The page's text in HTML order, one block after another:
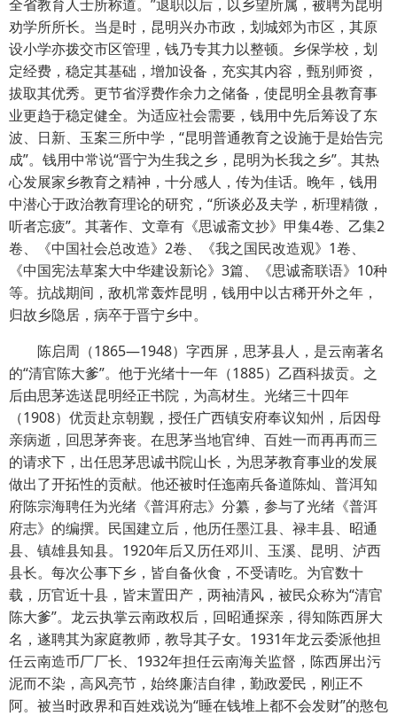
全省教育人士所称道。”退职以后，以乡望所属，被聘为昆明
劝学所所长。当是时，昆明兴办市政，划城郊为市区，其原
设小学亦拨交市区管理，钱乃专其力以整顿。乡保学校，划
定经费，稳定其基础，增加设备，充实其内容，甄别师资，
拔取其优秀。更节省浮费作余力之储备，使昆明全县教育事
业更趋于稳定健全。为适应社会需要，钱用中先后筹设了东
波、日新、玉案三所中学，“昆明普通教育之设施于是始告完
成”。钱用中常说“晋宁为生我之乡，昆明为长我之乡”。其热
心发展家乡教育之精神，十分感人，传为佳话。晚年，钱用
中潜心于政治教育理论的研究，“所谈必及夫学，析理精微，
听者忘疲”。其著作、文章有《思诚斋文抄》甲集4卷、乙集2
卷、《中国社会总改造》2卷、《我之国民改造观》1卷、
《中国宪法草案大中华建设新论》3篇、《思诚斋联语》10种
等。抗战期间，敌机常轰炸昆明，钱用中以古稀开外之年，
归故乡隐居，病卒于晋宁乡中。
陈启周（1865—1948）字西屏，思茅县人，是云南著名
的“清官陈大爹”。他于光绪十一年（1885）乙酉科拔贡。之
后由思茅选送昆明经正书院，为高材生。光绪三十四年
（1908）优贡赴京朝觐，授任广西镇安府奉议知州，后因母
亲病逝，回思茅奔丧。在思茅当地官绅、百姓一而再再而三
的请求下，出任思茅思诚书院山长，为思茅教育事业的发展
做出了开拓性的贡献。他还被时任迤南兵备道陈灿、普洱知
府陈宗海聘任为光绪《普洱府志》分纂，参与了光绪《普洱
府志》的编撰。民国建立后，他历任墨江县、禄丰县、昭通
县、镇雄县知县。1920年后又历任邓川、玉溪、昆明、泸西
县长。每次公事下乡，皆自备伙食，不受请吃。为官数十
载，历官近十县，皆末置田产，两袖清风，被民众称为“清官
陈大爹”。龙云执掌云南政权后，回昭通探亲，得知陈西屏大
名，遂聘其为家庭教师，教导其子女。1931年龙云委派他担
任云南造币厂厂长、1932年担任云南海关监督，陈西屏出污
泥而不染，高风亮节，始终廉洁自律，勤政爱民，刚正不
阿。被当时政界和百姓戏说为“睡在钱堆上都不会发财”的憨包